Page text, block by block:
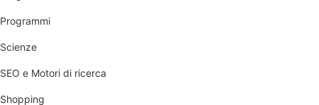
Programmi
Scienze
SEO e Motori di ricerca
Shopping